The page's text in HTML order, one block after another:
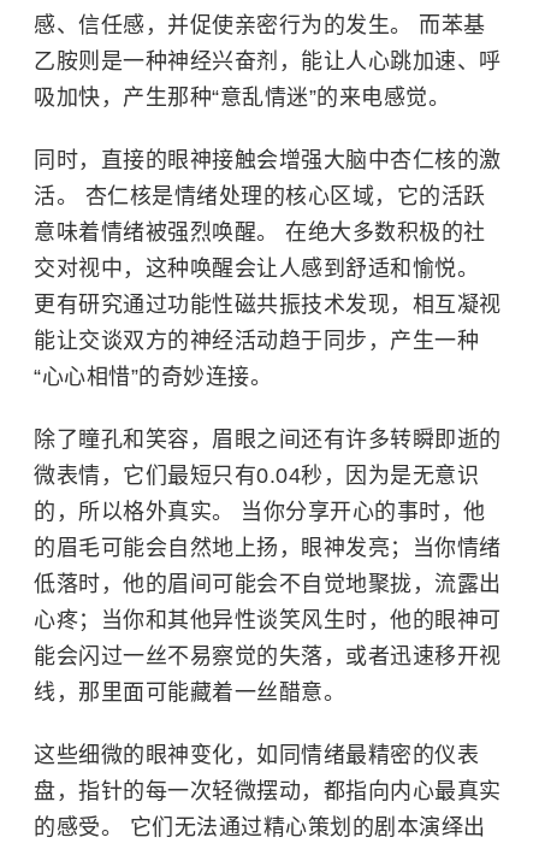
感、信任感，并促使亲密行为的发生。 而苯基
乙胺则是一种神经兴奋剂，能让人心跳加速、呼
吸加快，产生那种“意乱情迷”的来电感觉。
同时，直接的眼神接触会增强大脑中杏仁核的激
活。 杏仁核是情绪处理的核心区域，它的活跃
意味着情绪被强烈唤醒。 在绝大多数积极的社
交对视中，这种唤醒会让人感到舒适和愉悦。
更有研究通过功能性磁共振技术发现，相互凝视
能让交谈双方的神经活动趋于同步，产生一种
“心心相惜”的奇妙连接。
除了瞳孔和笑容，眉眼之间还有许多转瞬即逝的
微表情，它们最短只有0.04秒，因为是无意识
的，所以格外真实。 当你分享开心的事时，他
的眉毛可能会自然地上扬，眼神发亮；当你情绪
低落时，他的眉间可能会不自觉地聚拢，流露出
心疼；当你和其他异性谈笑风生时，他的眼神可
能会闪过一丝不易察觉的失落，或者迅速移开视
线，那里面可能藏着一丝醋意。
这些细微的眼神变化，如同情绪最精密的仪表
盘，指针的每一次轻微摆动，都指向内心最真实
的感受。 它们无法通过精心策划的剧本演绎出